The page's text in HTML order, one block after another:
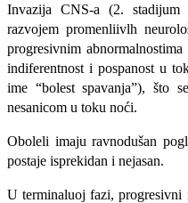
Invazija CNS-a (2. stadijum
razvojem promenliivlh
progresivnim
indiferentnost i pospanost u
ime “bolest spavanja”), što
nesani­com u toku noći.
Oboleli imaju ravnodušan
postaje isprekidan i nejasan.
U termi­naluoj fazi, progresivni